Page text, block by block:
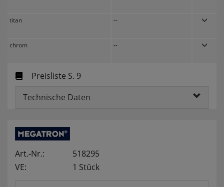
titan --
chrom --
Preisliste S. 9
Technische Daten
Art.-Nr.:
518295
VE:
1 Stück
Dieses Cookie speichert Ihre Emailadresse, damit
Design-Cookie
im Design anders darstellen zu können.
Speichern des Suchbegriffes
searchvalue
Dieses Cookie speichert den einegebenen